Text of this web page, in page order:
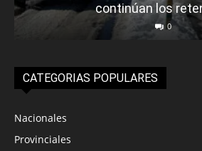
continúan los
0
CATEGORIAS POPULARES
Nacionales
Provinciales